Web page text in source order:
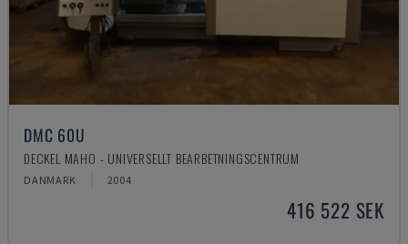
DMC 60U
DECKEL MAHO - UNIVERSELLT BEARBETNINGSCENTRUM
DANMARK 2004
416 522 SEK